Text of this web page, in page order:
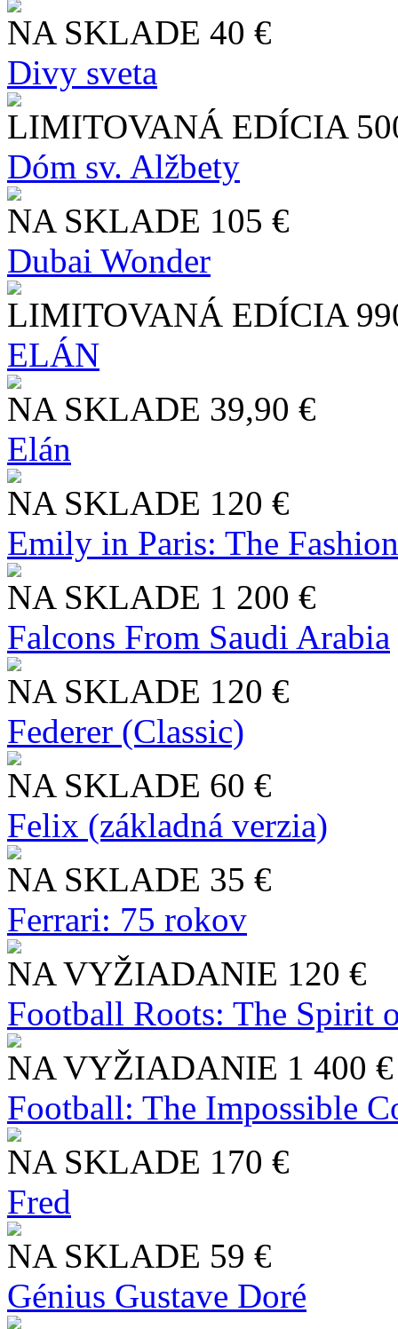
NA SKLADE 40 €
Divy sveta
LIMITOVANÁ EDÍCIA
Dóm sv. Alžbety
NA SKLADE 105 €
Dubai Wonder
LIMITOVANÁ EDÍCIA
ELÁN
NA SKLADE 39,90 €
Elán
NA SKLADE 120 €
Emily in Paris: The
NA SKLADE 1 200 €
Falcons From Saudi Arabia
NA SKLADE 120 €
Federer (Classic)
NA SKLADE 60 €
Felix (základná verzia)
NA SKLADE 35 €
Ferrari: 75 rokov
NA VYŽIADANIE 120 €
Football Roots: The Spirit
NA VYŽIADANIE 1 400 €
Football: The Impossible
NA SKLADE 170 €
Fred
NA SKLADE 59 €
Génius Gustave Doré